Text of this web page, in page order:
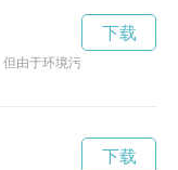
由于环境污染和气候变化
下载
下载